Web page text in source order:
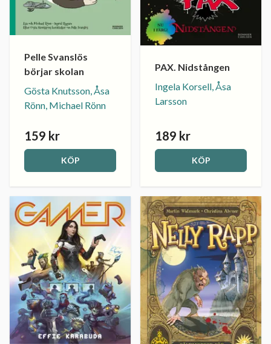
Pelle Svanslös
börjar skolan
Gösta Knutsson, Åsa
Rönn, Michael Rönn
159 kr
KÖP
PAX. Nidstången
Ingela Korsell, Åsa
Larsson
189 kr
KÖP